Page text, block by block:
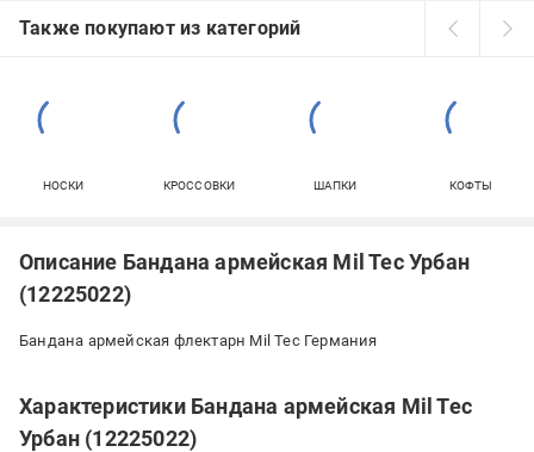
Также покупают из категорий
НОСКИ КРОССОВКИ ШАПКИ КОФТЫ
Описание Бандана армейская Mil Tec Урбан
(12225022)
Бандана армейская флектарн Mil Tec Германия
Характеристики Бандана армейская Mil Tec
Урбан (12225022)